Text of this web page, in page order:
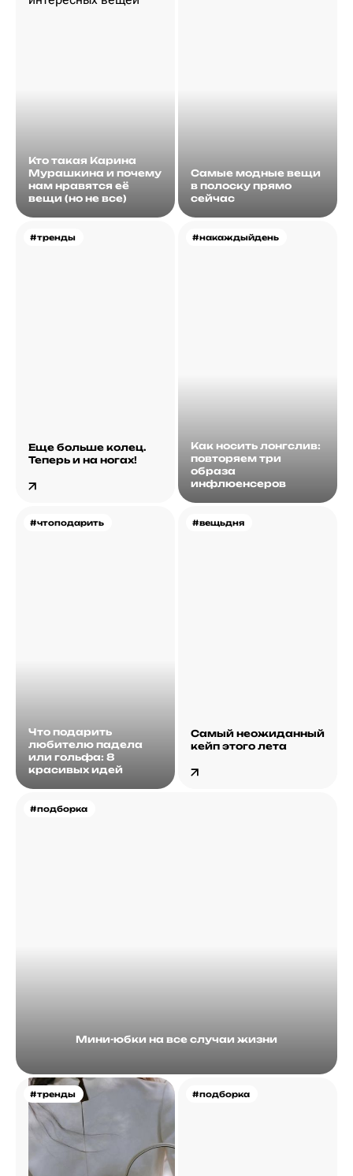
Кто такая Карина
Мурашкина и почему
нам нравятся её
вещи (но не все)
Самые модные вещи
в полоску прямо
сейчас
#тренды
Еще больше колец.
Теперь и на ногах!
#накаждыйдень
Как носить лонгслив:
повторяем три
образа
инфлюенсеров
#чтоподарить
Что подарить
любителю падела
или гольфа: 8
красивых идей
#подборка
Мини-юбки на все случаи жизни
#вещьдня
Самый неожиданный
кейп этого лета
#тренды #подборка